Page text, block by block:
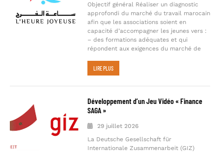
Objectif général Réaliser un diagnostic
approfondi du marché du travail marocain
afin que les associations soient en
capacité d’accompagner les jeunes vers :
– des formations adéquates et qui
répondent aux exigences du marché de
LIRE PLUS
Développement d’un Jeu Vidéo « Finance
SAGA »
29 juillet 2026
La Deutsche Gesellschaft für
Internationale Zusammenarbeit (GIZ)